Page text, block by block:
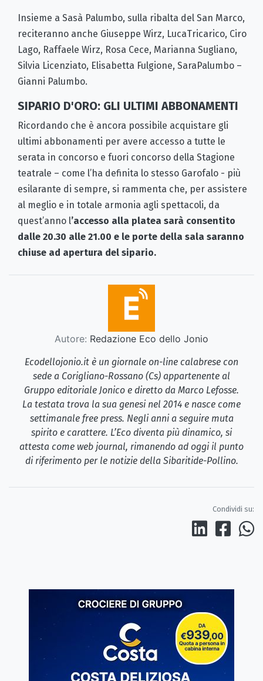
Insieme a Sasà Palumbo, sulla ribalta del San Marco,
reciteranno anche Giuseppe Wirz, LucaTricarico, Ciro
Lago, Raffaele Wirz, Rosa Cece, Marianna Sugliano,
Silvia Licenziato, Elisabetta Fulgione, SaraPalumbo –
Gianni Palumbo.
SIPARIO D'ORO: GLI ULTIMI ABBONAMENTI
Ricordando che è ancora possibile acquistare gli
ultimi abbonamenti per avere accesso a tutte le
serata in concorso e fuori concorso della Stagione
teatrale – come l’ha definita lo stesso Garofalo - più
esilarante di sempre, si rammenta che, per assistere
al meglio e in totale armonia agli spettacoli, da
quest’anno l’accesso alla platea sarà consentito
dalle 20.30 alle 21.00 e le porte della sala saranno
chiuse ad apertura del sipario.
Autore: Redazione Eco dello Jonio
Ecodellojonio.it è un giornale on-line calabrese con
sede a Corigliano-Rossano (Cs) appartenente al
Gruppo editoriale Jonico e diretto da Marco Lefosse.
La testata trova la sua genesi nel 2014 e nasce come
settimanale free press. Negli anni a seguire muta
spirito e carattere. L’Eco diventa più dinamico, si
attesta come web journal, rimanendo ad oggi il punto
di riferimento per le notizie della Sibaritide-Pollino.
Condividi su: